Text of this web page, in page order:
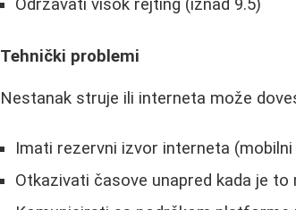
Održavati visok rejting (iznad 9.5)
Tehnički problemi
Nestanak struje ili interneta može
Imati rezervni izvor interneta
Otkazivati časove unapred kada je to